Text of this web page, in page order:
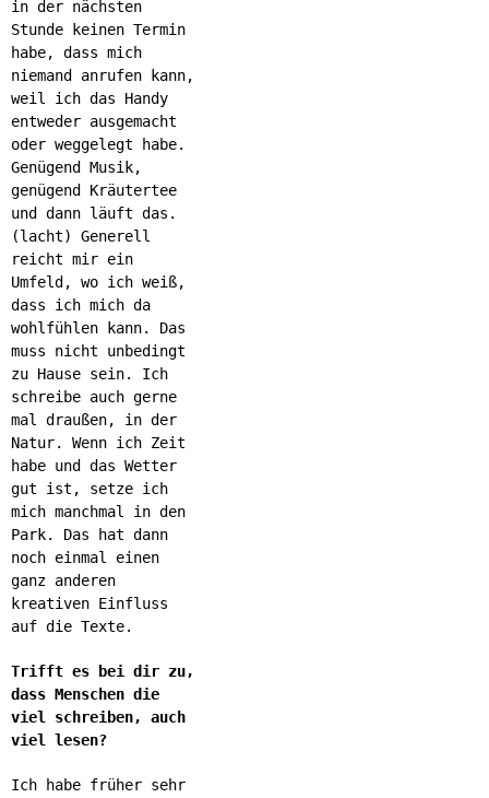
in der nächsten
Stunde keinen Termin
habe, dass mich
niemand anrufen kann,
weil ich das Handy
entweder ausgemacht
oder weggelegt habe.
Genügend Musik,
genügend Kräutertee
und dann läuft das.
(lacht) Generell
reicht mir ein
Umfeld, wo ich weiß,
dass ich mich da
wohlfühlen kann. Das
muss nicht unbedingt
zu Hause sein. Ich
schreibe auch gerne
mal draußen, in der
Natur. Wenn ich Zeit
habe und das Wetter
gut ist, setze ich
mich manchmal in den
Park. Das hat dann
noch einmal einen
ganz anderen
kreativen Einfluss
auf die Texte.
Trifft es bei dir zu,
dass Menschen die
viel schreiben, auch
viel lesen?
Ich habe früher sehr